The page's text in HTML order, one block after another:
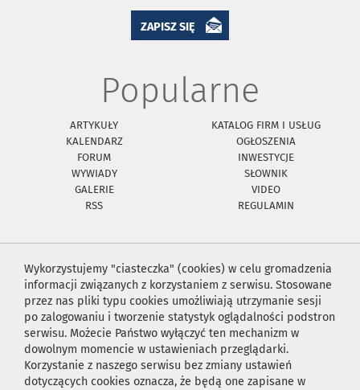
ZAPISZ SIĘ
Popularne
ARTYKUŁY
KATALOG FIRM I USŁUG
KALENDARZ
OGŁOSZENIA
FORUM
INWESTYCJE
WYWIADY
SŁOWNIK
GALERIE
VIDEO
RSS
REGULAMIN
Wykorzystujemy "ciasteczka" (cookies) w celu gromadzenia
informacji związanych z korzystaniem z serwisu. Stosowane
przez nas pliki typu cookies umożliwiają utrzymanie sesji
po zalogowaniu i tworzenie statystyk oglądalności podstron
serwisu. Możecie Państwo wyłączyć ten mechanizm w
dowolnym momencie w ustawieniach przeglądarki.
Korzystanie z naszego serwisu bez zmiany ustawień
dotyczących cookies oznacza, że będą one zapisane w